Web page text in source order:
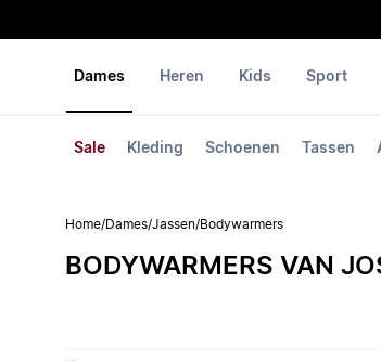
Dames
Sale Kleding Schoenen Tassen
Heren Kids Sport
Home/Dames/Jassen/Bodywarmers
BODYWARMERS VAN